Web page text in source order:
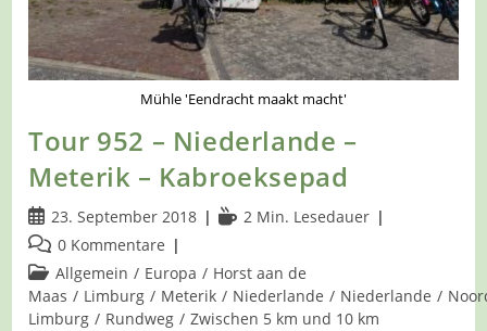
Mühle 'Eendracht maakt macht'
Tour 952 – Niederlande –
Meterik – Kabroeksepad
Beitrag
veröffentlicht:
23. September 2018 Lesedauer:
2 Min. Lesedauer
Beitrags-
Kommentare:
0 Kommentare
Beitrags-
Kategorie:
Allgemein / Europa / Horst aan de
Maas / Limburg / Meterik / Niederlande / Niederlande /
Limburg / Rundweg / Zwischen 5 km und 10 km